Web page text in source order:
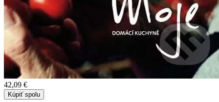
42,09 €
Kúpiť spolu